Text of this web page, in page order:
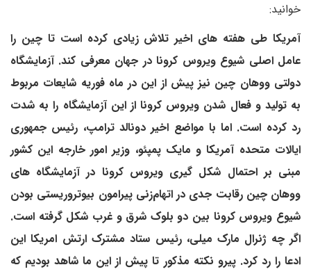
خوانید:
آمریکا طی هفته های اخیر تلاش زیادی کرده است تا چین را
عامل اصلی شیوع ویروس کرونا در جهان معرفی کند. آزمایشگاه
دولتی ووهان چین نیز پیش از این در ماه فوریه شایعات مربوط
به تولید و فعال شدن ویروس کرونا از این آزمایشگاه را به شدت
رد کرده است. اما با مواضع اخیر دونالد ترامپ، رئیس جمهوری
ایالات متحده آمریکا و مایک پمپئو، وزیر امور خارجه این کشور
مبنی بر احتمال شکل گیری ویروس کرونا در آزمایشگاه های
ووهان چین رقابت جدی در اتهام‌زنی پیرامون بیوتروریستی بودن
شیوع ویروس کرونا بین دو بلوک شرق و غرب شکل گرفته است.
اگر چه ژنرال مارک میلی، رئیس ستاد مشترک ارتش امریکا این
ادعا را رد کرد. پیرو نکته مذکور تا پیش از این ما شاهد بودیم که